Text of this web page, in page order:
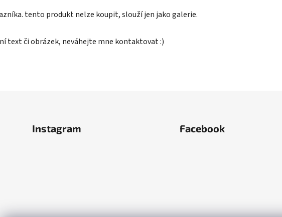
tento produkt nelze koupit, slouží jen jako galerie.
text či obrázek, neváhejte mne kontaktovat :)
Instagram Facebook